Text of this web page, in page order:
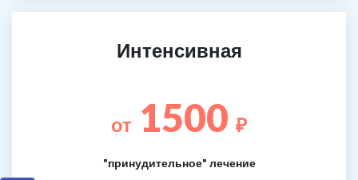
Интенсивная
от 1500 ₽
"принудительное" лечение